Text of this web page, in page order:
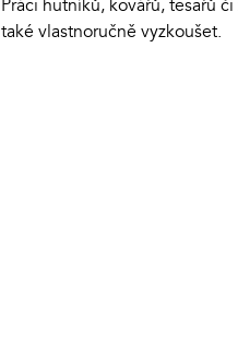
Práci hutníků, kovářů, tesařů
také vlastnoručně vyzkoušet.